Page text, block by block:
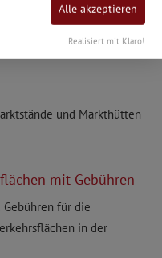
und Markthütten
mit Gebühren
Gebühren für die
in der
Alle akzeptieren
Realisiert mit Klaro!